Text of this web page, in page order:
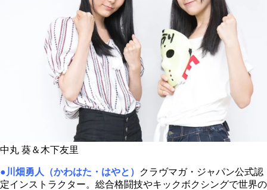
中丸 葵＆木下友里
●川畑勇人（かわはた・はやと）
クラヴマガ・ジャパン公式認
定インストラクター。総合格闘技やキックボクシングで世界の